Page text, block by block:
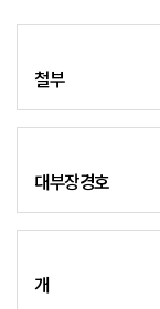
철부
대부장경호
개